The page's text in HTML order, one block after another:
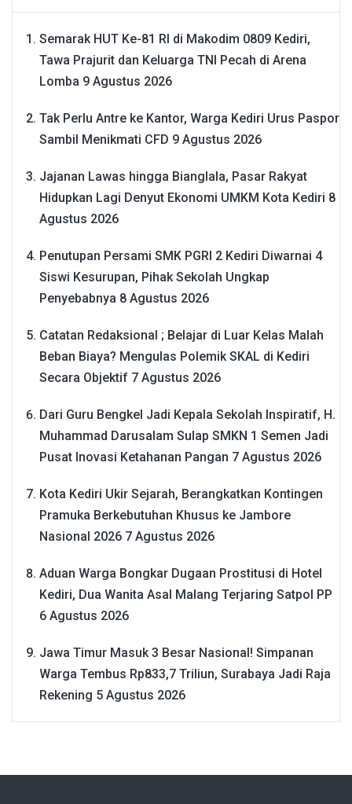
Semarak HUT Ke-81 RI di Makodim 0809 Kediri,
Tawa Prajurit dan Keluarga TNI Pecah di Arena
Lomba 9 Agustus 2026
Tak Perlu Antre ke Kantor, Warga Kediri Urus Paspor
Sambil Menikmati CFD 9 Agustus 2026
Jajanan Lawas hingga Bianglala, Pasar Rakyat
Hidupkan Lagi Denyut Ekonomi UMKM Kota Kediri 8
Agustus 2026
Penutupan Persami SMK PGRI 2 Kediri Diwarnai 4
Siswi Kesurupan, Pihak Sekolah Ungkap
Penyebabnya 8 Agustus 2026
Catatan Redaksional ; Belajar di Luar Kelas Malah
Beban Biaya? Mengulas Polemik SKAL di Kediri
Secara Objektif 7 Agustus 2026
Dari Guru Bengkel Jadi Kepala Sekolah Inspiratif, H.
Muhammad Darusalam Sulap SMKN 1 Semen Jadi
Pusat Inovasi Ketahanan Pangan 7 Agustus 2026
Kota Kediri Ukir Sejarah, Berangkatkan Kontingen
Pramuka Berkebutuhan Khusus ke Jambore
Nasional 2026 7 Agustus 2026
Aduan Warga Bongkar Dugaan Prostitusi di Hotel
Kediri, Dua Wanita Asal Malang Terjaring Satpol PP
6 Agustus 2026
Jawa Timur Masuk 3 Besar Nasional! Simpanan
Warga Tembus Rp833,7 Triliun, Surabaya Jadi Raja
Rekening 5 Agustus 2026